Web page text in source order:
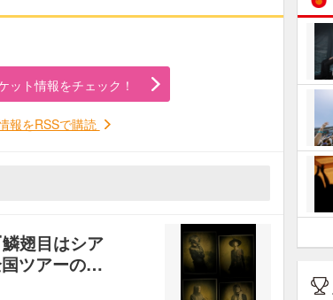
ット情報をチェック！
報をRSSで購読
翅目はシア
国ツアーの…